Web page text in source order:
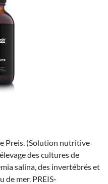
Preis. (Solution nutritive
des cultures de
salina, des invertébrés et
de mer. PREIS-